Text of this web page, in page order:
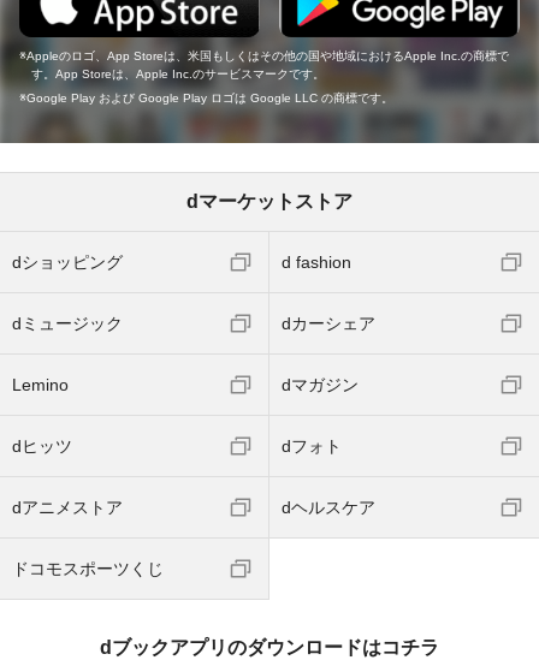
Appleのロゴ、App Storeは、米国もしくはその他の国や地域におけるApple Inc.の商標で
す。App Storeは、Apple Inc.のサービスマークです。
Google Play および Google Play ロゴは Google LLC の商標です。
dマーケットストア
dショッピング d fashion
dミュージック dカーシェア
Lemino dマガジン
dヒッツ dフォト
dアニメストア dヘルスケア
ドコモスポーツくじ
dブックアプリのダウンロードはコチラ